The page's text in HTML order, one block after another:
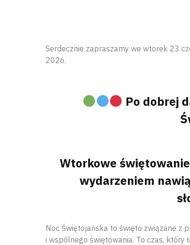
Serdecznie zapraszamy we wtorek 23
2026.
Po dobrej
Wtorkowe
wydarzeniem
Noc Świętojańska to święto związane z
i wspólnego świętowania. To czas,